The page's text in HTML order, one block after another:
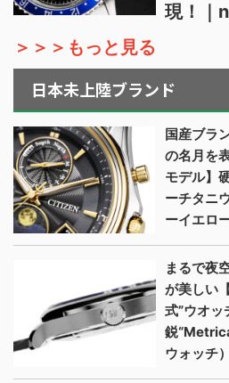
現！｜
＞＞＞もっと見る
日本未上陸ブランド
国産ブラ
の名月を
モデル】
ーチタニ
ーイエロ
まるで夜
が美しい
式”ウオッ
鋭
ウォッチ